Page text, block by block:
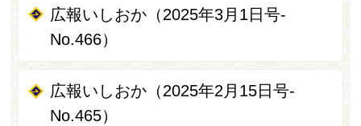
広報いしおか（2025年3月1日号-
No.466）
広報いしおか（2025年2月15日号-
No.465）